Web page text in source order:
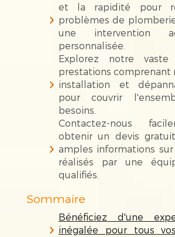
et la rapidité pour
problèmes de
une intervention
personnalisée.
Explorez notre
prestations comprenant
installation et
pour couvrir
besoins.
Contactez-nous
obtenir un devis
amples informations sur
réalisés par une
qualifiés.
Sommaire
Bénéficiez d'une
inégalée pour tous